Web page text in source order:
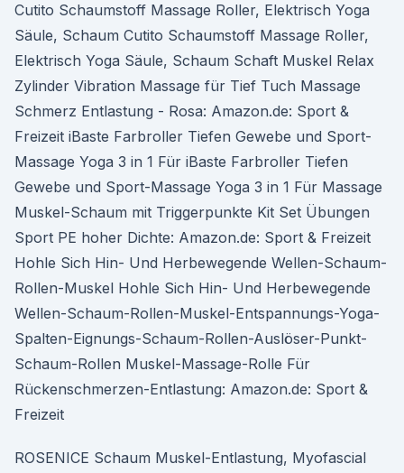
Cutito Schaumstoff Massage Roller, Elektrisch Yoga
Säule, Schaum Cutito Schaumstoff Massage Roller,
Elektrisch Yoga Säule, Schaum Schaft Muskel Relax
Zylinder Vibration Massage für Tief Tuch Massage
Schmerz Entlastung - Rosa: Amazon.de: Sport &
Freizeit iBaste Farbroller Tiefen Gewebe und Sport-
Massage Yoga 3 in 1 Für iBaste Farbroller Tiefen
Gewebe und Sport-Massage Yoga 3 in 1 Für Massage
Muskel-Schaum mit Triggerpunkte Kit Set Übungen
Sport PE hoher Dichte: Amazon.de: Sport & Freizeit
Hohle Sich Hin- Und Herbewegende Wellen-Schaum-
Rollen-Muskel Hohle Sich Hin- Und Herbewegende
Wellen-Schaum-Rollen-Muskel-Entspannungs-Yoga-
Spalten-Eignungs-Schaum-Rollen-Auslöser-Punkt-
Schaum-Rollen Muskel-Massage-Rolle Für
Rückenschmerzen-Entlastung: Amazon.de: Sport &
Freizeit
ROSENICE Schaum Muskel-Entlastung, Myofascial